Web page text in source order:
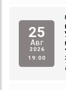
25
Авг
2026
19:00